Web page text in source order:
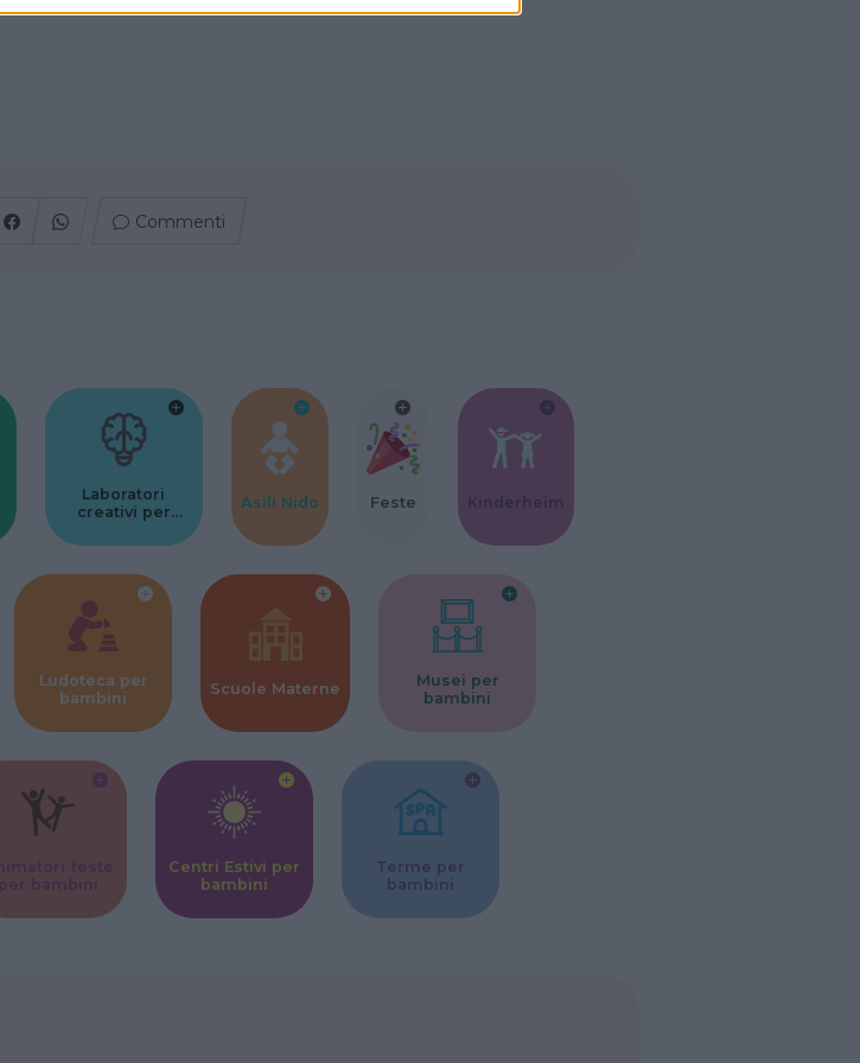
Commenti
Laboratori
creativi per
Asili Nido Feste Kinderheim
Ludoteca per
bambini
Scuole Materne
Musei per
bambini
Centri Estivi per
bambini
Terme per
bambini